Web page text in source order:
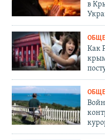
в
Как